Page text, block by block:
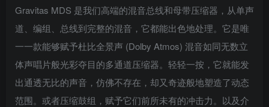
Gravitas MDS 是我们高端的混音总线和母带压缩器，从单声
道、编组、总线到完整的混音，它都能出色地处理。它是唯
一一款能够赋予杜比全景声 (Dolby Atmos) 混音如同无数立
体声唱片般光彩夺目的多通道压缩器。轻轻一按，它就能发
出通透无比的声音，仿佛不存在，却又奇迹般地塑造了动态
范围。或者压缩鼓组，赋予它们前所未有的冲击力。以及介